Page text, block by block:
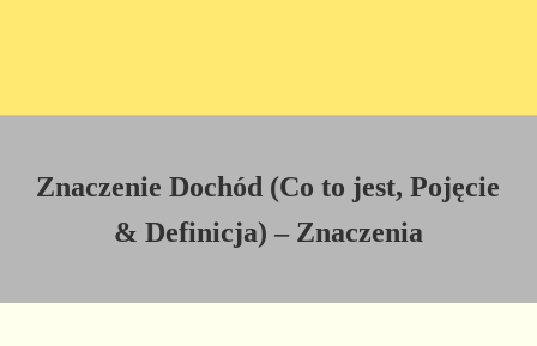
Znaczenie Dochód (Co to jest, Pojęcie
& Definicja) – Znaczenia